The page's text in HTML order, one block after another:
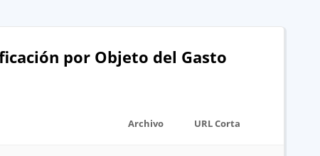
por Objeto del Gasto
Archivo URL Corta